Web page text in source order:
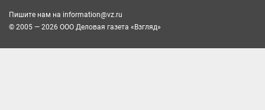
Пишите нам на information@vz.ru
© 2005 — 2026 ООО Деловая газета «Взгляд»